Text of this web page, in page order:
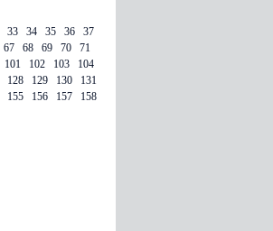
33 34 35 36
37
67 68 69 70
71
101 102 103
104
128 129 130
131
155 156 157
158